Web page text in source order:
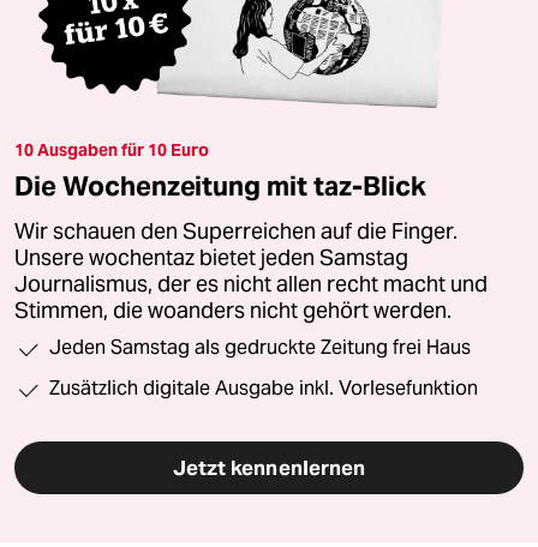
10 Ausgaben für 10 Euro
Die Wochenzeitung mit taz-Blick
Wir schauen den Superreichen auf die Finger.
Unsere wochentaz bietet jeden Samstag
Journalismus, der es nicht allen recht macht und
Stimmen, die woanders nicht gehört werden.
Jeden Samstag als gedruckte Zeitung frei Haus
Zusätzlich digitale Ausgabe inkl. Vorlesefunktion
Jetzt kennenlernen